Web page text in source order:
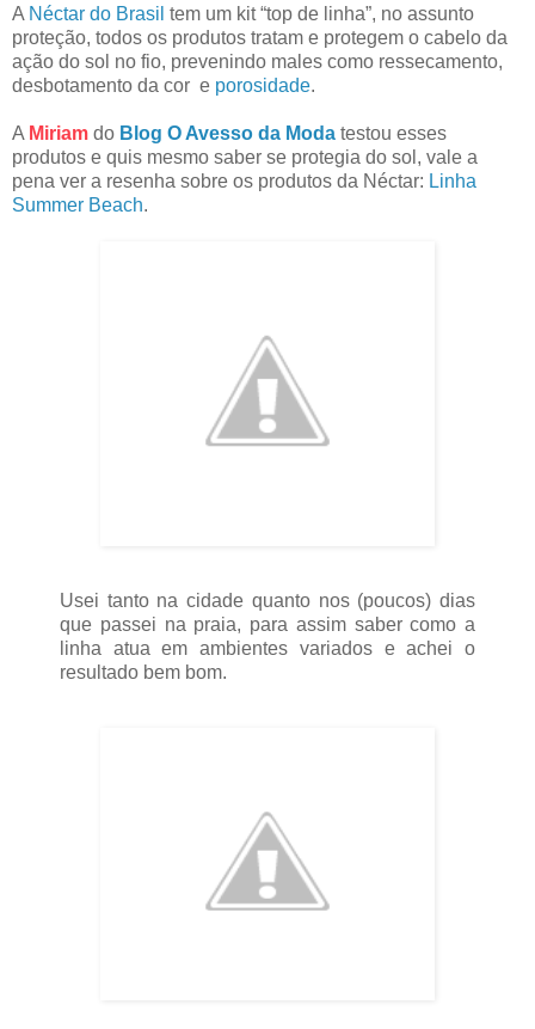
A Néctar do Brasil tem um kit “top de linha”, no assunto
proteção, todos os produtos tratam e protegem o cabelo da
ação do sol no fio, prevenindo males como ressecamento,
desbotamento da cor e porosidade.
A Miriam do Blog O Avesso da Moda testou esses
produtos e quis mesmo saber se protegia do sol, vale a
pena ver a resenha sobre os produtos da Néctar: Linha
Summer Beach.
Usei tanto na cidade quanto nos (poucos) dias
que passei na praia, para assim saber como a
linha atua em ambientes variados e achei o
resultado bem bom.